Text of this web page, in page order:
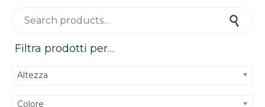
Filtra prodotti per…
Altezza
Colore